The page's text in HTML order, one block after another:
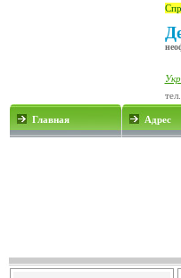
Главная Адрес